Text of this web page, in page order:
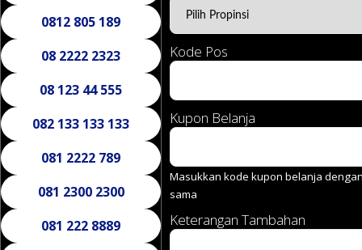
0812 805 189
08 2222 2323
08 123 44 555
082 133 133 133
081 2222 789
081 2300 2300
081 222 8889
Kode Pos
Kupon Belanja
Masukkan kode kupon belanja
sama
Keterangan Tambahan